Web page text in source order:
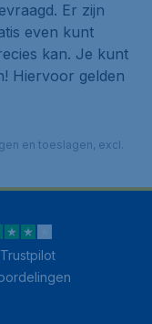
Er zijn
even kunt
kan. Je kunt
Hiervoor gelden
en toeslagen, excl.